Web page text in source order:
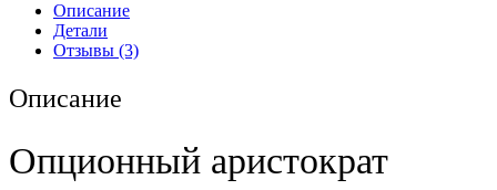
Описание
Детали
Отзывы (3)
Описание
Опционный аристократ